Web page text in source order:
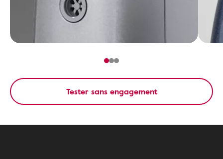
Tester sans engagement